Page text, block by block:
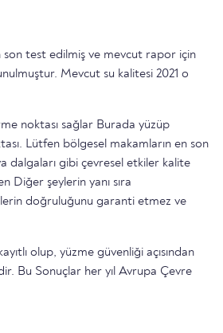
son test edilmiş ve mevcut rapor için
Mevcut su kalitesi 2021 o
noktası sağlar Burada yüzüp
Lütfen bölgesel makamların en son
dalgaları gibi çevresel etkiler kalite
Diğer şeylerin yanı sıra
doğruluğunu garanti etmez ve
olup, yüzme güvenliği açısından
Bu Sonuçlar her yıl Avrupa Çevre